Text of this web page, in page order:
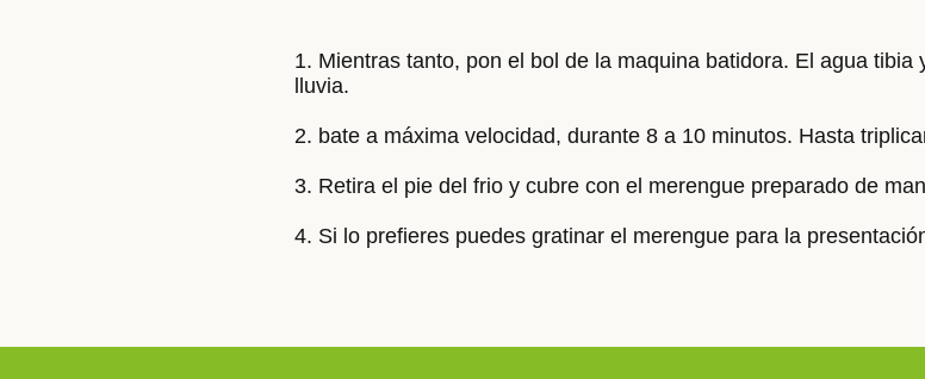
Mientras tanto, pon el bol de la maquina batidora. El agua
lluvia.
bate a máxima velocidad, durante 8 a 10 minutos. Hasta
Retira el pie del frio y cubre con el merengue preparado de
Si lo prefieres puedes gratinar el merengue para la